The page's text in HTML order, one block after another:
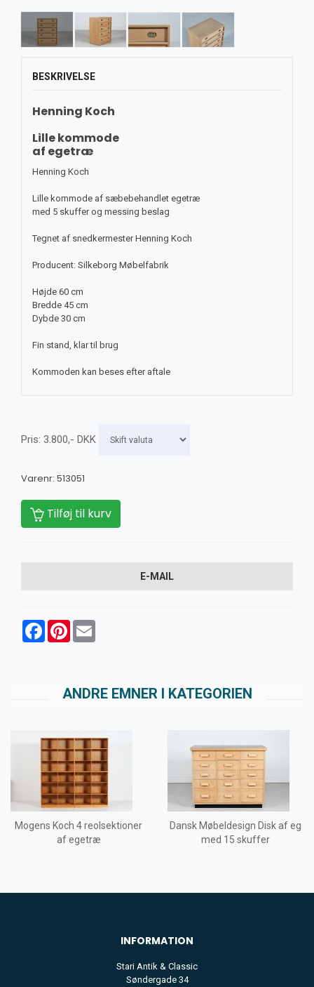
BESKRIVELSE
Henning Koch
Lille kommode
af egetræ
Henning Koch
Lille kommode af sæbebehandlet egetræ
med 5 skuffer og messing beslag
Tegnet af snedkermester Henning Koch
Producent: Silkeborg Møbelfabrik
Højde 60 cm
Bredde 45 cm
Dybde 30 cm
Fin stand, klar til brug
Kommoden kan beses efter aftale
Pris: 3.800,- DKK
Varenr: 513051
Tilføj til kurv
E-MAIL
FacebookPinterest
ANDRE EMNER I KATEGORIEN
Mogens Koch 4 reolsektioner
af egetræ
Dansk Møbeldesign Disk af eg
med 15 skuffer
INFORMATION
Stari Antik & Classic
Søndergade 34